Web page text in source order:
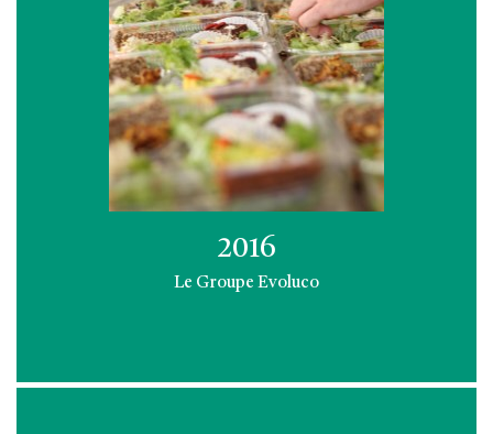
2016
Le Groupe Evoluco